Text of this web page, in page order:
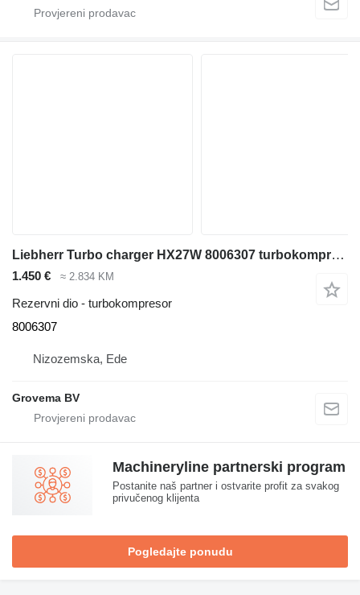
Liebherr Turbo charger HX27W 8006307 turbokompresor za građevinske mašine
1.450 € ≈ 2.834 KM
Rezervni dio - turbokompresor
8006307
Nizozemska, Ede
Grovema BV
Machineryline partnerski program
Postanite naš partner i ostvarite profit za svakog
privučenog klijenta
Pogledajte ponudu